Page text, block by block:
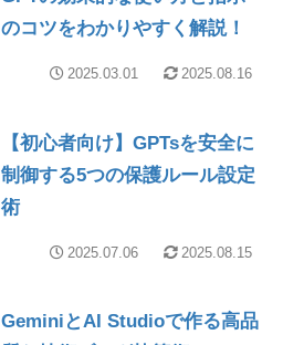
のコツをわかりやすく解説！
2025.03.01 2025.08.16
【初心者向け】GPTsを安全に
制御する5つの保護ルール設定
術
2025.07.06 2025.08.15
GeminiとAI Studioで作る高品